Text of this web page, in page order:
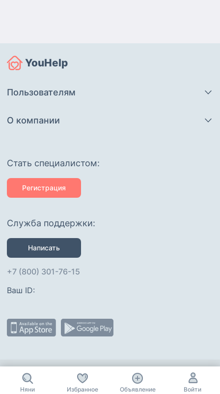
YouHelp
Пользователям
О компании
Cтать специалистом:
Регистрация
Служба поддержки:
Написать
+7 (800) 301-76-15
Ваш ID:
Присоединяйтесь :
Няни Избранное Объявление Войти